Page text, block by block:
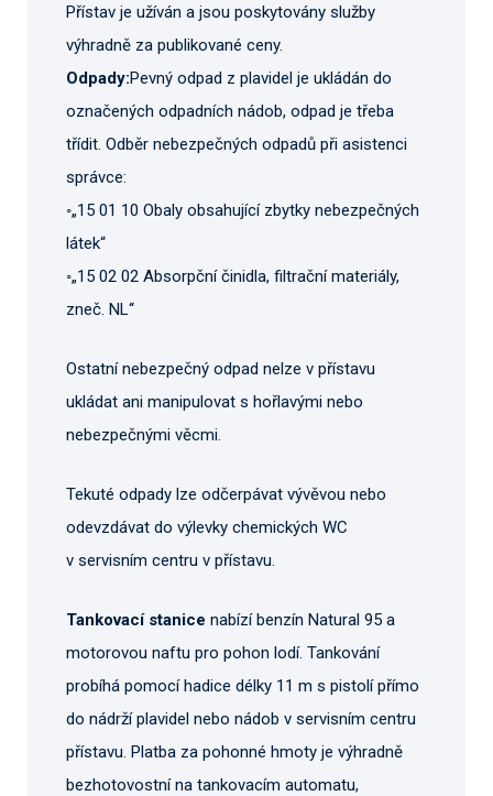
Přístav je užíván a jsou poskytovány služby
výhradně za publikované ceny.
Odpady:Pevný odpad z plavidel je ukládán do
označených odpadních nádob, odpad je třeba
třídit. Odběr nebezpečných odpadů při asistenci
správce:
◦„15 01 10 Obaly obsahující zbytky nebezpečných
látek“
◦„15 02 02 Absorpční činidla, filtrační materiály,
zneč. NL“
Ostatní nebezpečný odpad nelze v přístavu
ukládat ani manipulovat s hořlavými nebo
nebezpečnými věcmi.
Tekuté odpady lze odčerpávat vývěvou nebo
odevzdávat do výlevky chemických WC
v servisním centru v přístavu.
Tankovací stanice nabízí benzín Natural 95 a
motorovou naftu pro pohon lodí. Tankování
probíhá pomocí hadice délky 11 m s pistolí přímo
do nádrží plavidel nebo nádob v servisním centru
přístavu. Platba za pohonné hmoty je výhradně
bezhotovostní na tankovacím automatu,